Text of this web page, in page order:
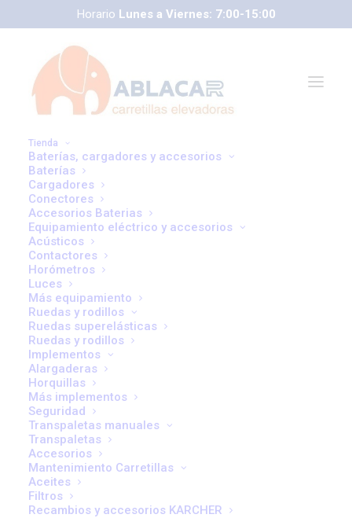
Horario Lunes a Viernes: 7:00-15:00
Tienda
Baterías, cargadores y accesorios
Baterías
Cargadores
Conectores
Accesorios Baterias
Equipamiento eléctrico y accesorios
Acústicos
Contactores
Horómetros
Luces
Más equipamiento
Ruedas y rodillos
Ruedas superelásticas
Ruedas y rodillos
Implementos
Alargaderas
Horquillas
Más implementos
Seguridad
Transpaletas manuales
Transpaletas
Accesorios
Mantenimiento Carretillas
Aceites
Filtros
Recambios y accesorios KARCHER
91 672 91 11